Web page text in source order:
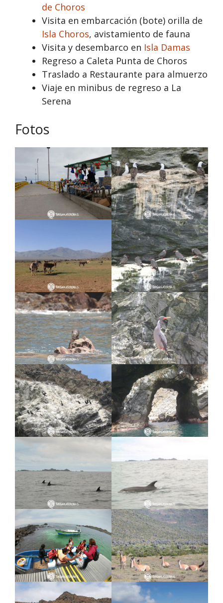
de Choros
Visita en embarcación (bote) orilla de
Isla Choros, avistamiento de fauna
Visita y desembarco en Isla Damas
Regreso a Caleta Punta de Choros
Traslado a Restaurante para almuerzo
Viaje en minibus de regreso a La
Serena
Fotos